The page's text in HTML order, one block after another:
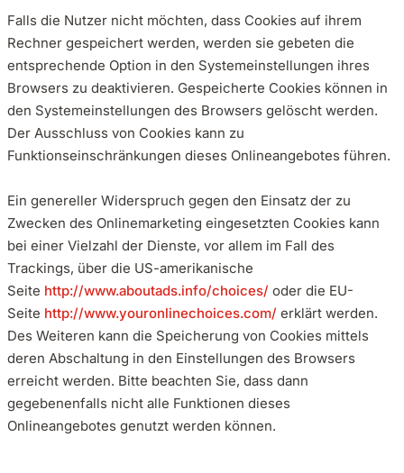
Falls die Nutzer nicht möchten, dass Cookies auf ihrem
Rechner gespeichert werden, werden sie gebeten die
entsprechende Option in den Systemeinstellungen ihres
Browsers zu deaktivieren. Gespeicherte Cookies können in
den Systemeinstellungen des Browsers gelöscht werden.
Der Ausschluss von Cookies kann zu
Funktionseinschränkungen dieses Onlineangebotes führen.
Ein genereller Widerspruch gegen den Einsatz der zu
Zwecken des Onlinemarketing eingesetzten Cookies kann
bei einer Vielzahl der Dienste, vor allem im Fall des
Trackings, über die US-amerikanische
Seite http://www.aboutads.info/choices/ oder die EU-
Seite http://www.youronlinechoices.com/ erklärt werden.
Des Weiteren kann die Speicherung von Cookies mittels
deren Abschaltung in den Einstellungen des Browsers
erreicht werden. Bitte beachten Sie, dass dann
gegebenenfalls nicht alle Funktionen dieses
Onlineangebotes genutzt werden können.